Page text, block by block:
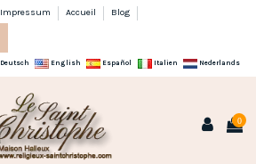
Impressum Accueil Blog
Deutsch English Español Italien Nederlands
0